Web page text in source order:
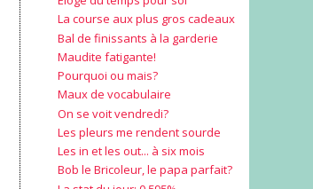
La course aux plus gros cadeaux
Bal de finissants à la garderie
Maudite fatigante!
Pourquoi ou mais?
Maux de vocabulaire
On se voit vendredi?
Les pleurs me rendent sourde
Les in et les out... à six mois
Bob le Bricoleur, le papa parfait?